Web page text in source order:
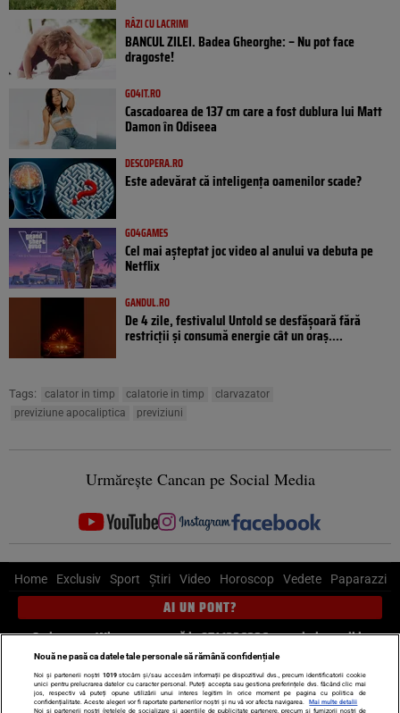
RÂZI CU LACRIMI
BANCUL ZILEI. Badea Gheorghe: – Nu pot face
dragoste!
GO4IT.RO
Cascadoarea de 137 cm care a fost dublura lui Matt
Damon în Odiseea
DESCOPERA.RO
Este adevărat că inteligența oamenilor scade?
GO4GAMES
Cel mai așteptat joc video al anului va debuta pe
Netflix
GANDUL.RO
De 4 zile, festivalul Untold se desfășoară fără
restricții și consumă energie cât un oraș....
Tags: calator in timp calatorie in timp
clarvazator
previziune apocaliptica
previziuni
Urmărește Cancan pe Social Media
Home Exclusiv Sport Știri Video Horoscop Vedete Paparazzi
AI UN PONT?
Scrie-ne pe Whatsapp, sună la 0741226226 sau trimite mail la
pont@cancan.ro
Știri interne Știri externe Politică
Nouă ne pasă ca datele tale personale să rămână confidențiale
Noi și partenerii noștri 1019stocăm și/sau accesăm informații pe dispozitivul dvs., precum identificatorii cookie
unici pentru prelucrarea datelor cu caracter personal. Puteți accepta sau gestiona preferințele dvs. făcând clic mai
jos, respectiv vă puteți opune utilizării unui interes legitim în orice moment pe pagina cu politica de
confidențialitate. Aceste alegeri vor fi raportate partenerilor noștri și nu vă vor afecta navigarea.
Mai multe detalii
Noi si partenerii nostri (retelele de socializare si agentiile de publicitate partenere, precum si furnizorii nostri de